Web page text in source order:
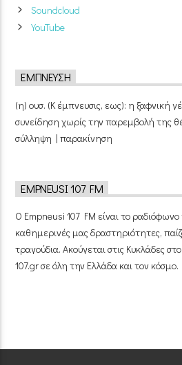
Soundcloud
YouTube
ΈΜΠΝΕΥΣΗ
(η) ουσ. (Κ έμπνευσις, εως): η ξαφνική
συνείδηση χωρίς την παρεμβολή της
σύλληψη | παρακίνηση
EMPNEUSI 107 FM
Ο Empneusi 107 FM είναι το
καθημερινές μας δραστηριότητες,
τραγούδια. Ακούγεται στις Κυκλάδες
107.gr σε όλη την Ελλάδα και τον κόσμο.